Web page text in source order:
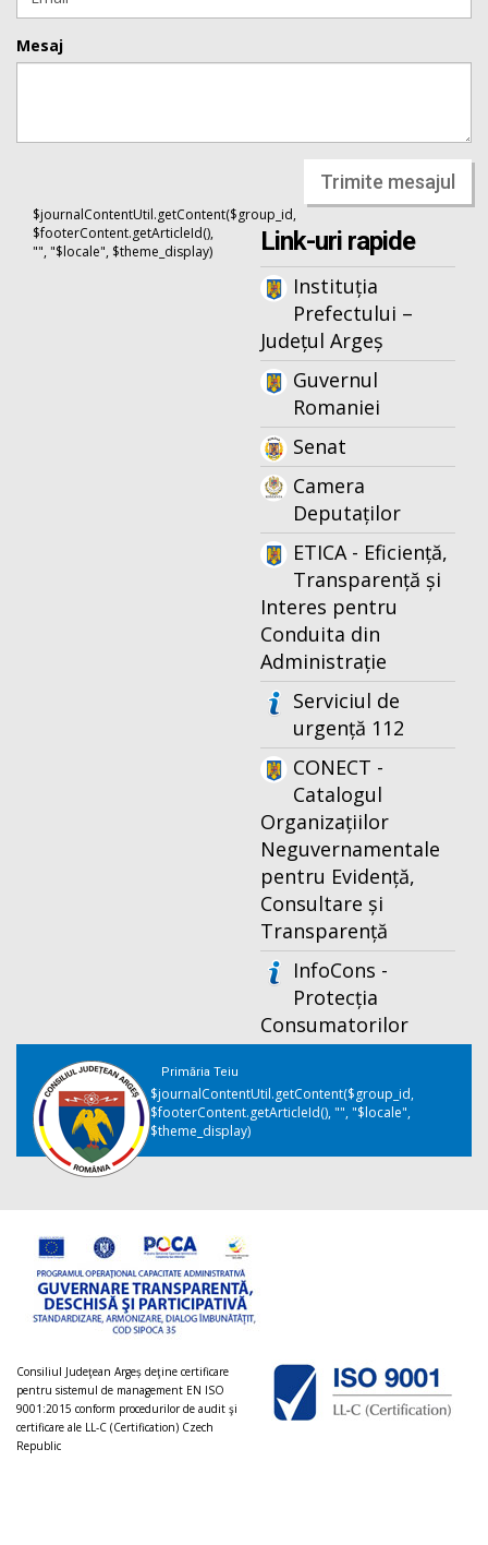
Mesaj
Trimite mesajul
$journalContentUtil.getContent($group_id,
$footerContent.getArticleId(),
"", "$locale", $theme_display)
Link-uri rapide
Instituția
Prefectului –
Județul Argeș
Guvernul
Romaniei
Senat
Camera
Deputaților
ETICA - Eficiență,
Transparență și
Interes pentru
Conduita din
Administrație
Serviciul de
urgență 112
CONECT -
Catalogul
Organizațiilor
Neguvernamentale
pentru Evidență,
Consultare și
Transparență
InfoCons -
Protecția
Consumatorilor
Primăria Teiu
$journalContentUtil.getContent($group_id,
$footerContent.getArticleId(), "", "$locale",
$theme_display)
Consiliul Judeţean Argeș deţine certificare
pentru sistemul de management EN ISO
9001:2015 conform procedurilor de audit şi
certificare ale LL-C (Certification) Czech
Republic